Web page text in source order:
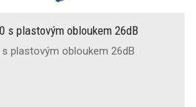
s plastovým obloukem 26dB
plastovým obloukem 26dB